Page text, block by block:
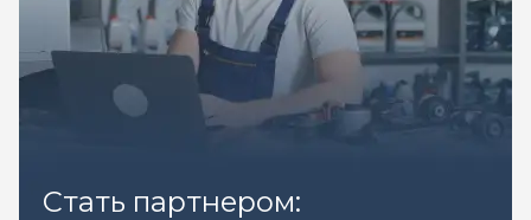
Стать партнером: